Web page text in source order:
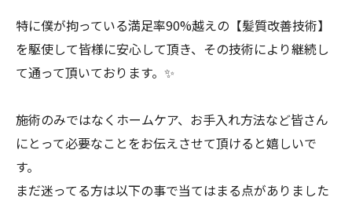
特に僕が拘っている満足率90%越えの【髪質改善技術】
を駆使して皆様に安心して頂き、その技術により継続し
て通って頂いております。✨
施術のみではなくホームケア、お手入れ方法など皆さん
にとって必要なことをお伝えさせて頂けると嬉しいで
す。
まだ迷ってる方は以下の事で当てはまる点がありました